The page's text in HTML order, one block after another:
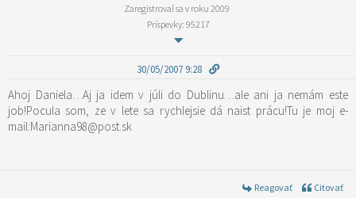
Zaregistroval sa v roku 2009
Príspevky: 95217
30/05/2007 9:28
Ahoj Daniela…Aj ja idem v júli do Dublinu…ale ani ja nemám este
job!Pocula som, ze v lete sa rychlejsie dá naist prácu!Tu je moj e-
mail:Marianna98@post.sk
Reagovať Citovať